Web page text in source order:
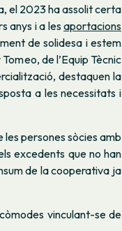
el 2023 ha assolit certa
anys i a lesaportacions
de solidesa i estem
de l’Equip Tècnic
destaquen la
a les necessitats i
persones sòcies amb
excedents que no han
de la cooperativa ja
vinculant-se de